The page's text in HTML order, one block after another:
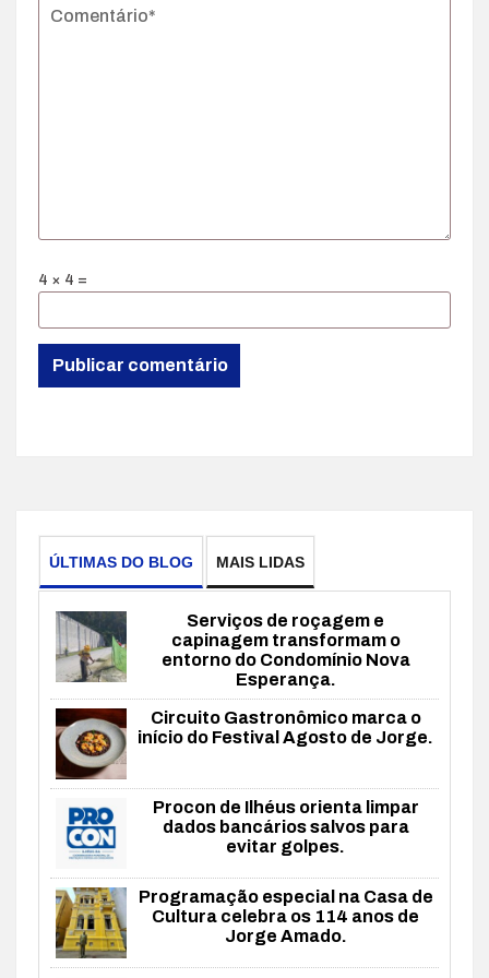
4 × 4 =
ÚLTIMAS DO BLOG MAIS LIDAS
Serviços de roçagem e
capinagem transformam o
entorno do Condomínio Nova
Esperança.
Circuito Gastronômico marca o
início do Festival Agosto de Jorge.
Procon de Ilhéus orienta limpar
dados bancários salvos para
evitar golpes.
Programação especial na Casa de
Cultura celebra os 114 anos de
Jorge Amado.